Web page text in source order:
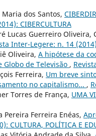
dos Santos,
CIBERCULTURA
Lucas Guerreiro Oliveira,
Inter-Legere: n. 14
Oliveira, A hipótese da
Globo de Televisão ,
Ferreira, Um breve
no capitalismo... ,
Torres de França, UMA
Pereira Ferreira Enéas,
CULTURA, POLÍTICA E